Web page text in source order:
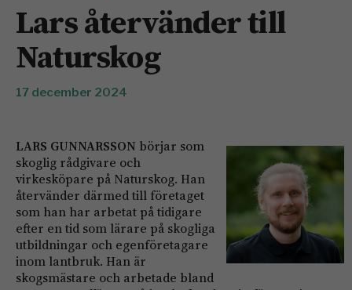
Lars återvänder till
Naturskog
17 december 2024
LARS GUNNARSSON börjar som
skoglig rådgivare och
virkesköpare på Naturskog. Han
återvänder därmed till företaget
som han har arbetat på tidigare
efter en tid som lärare på skogliga
utbildningar och egenföretagare
inom lantbruk. Han är
skogsmästare och arbetade bland